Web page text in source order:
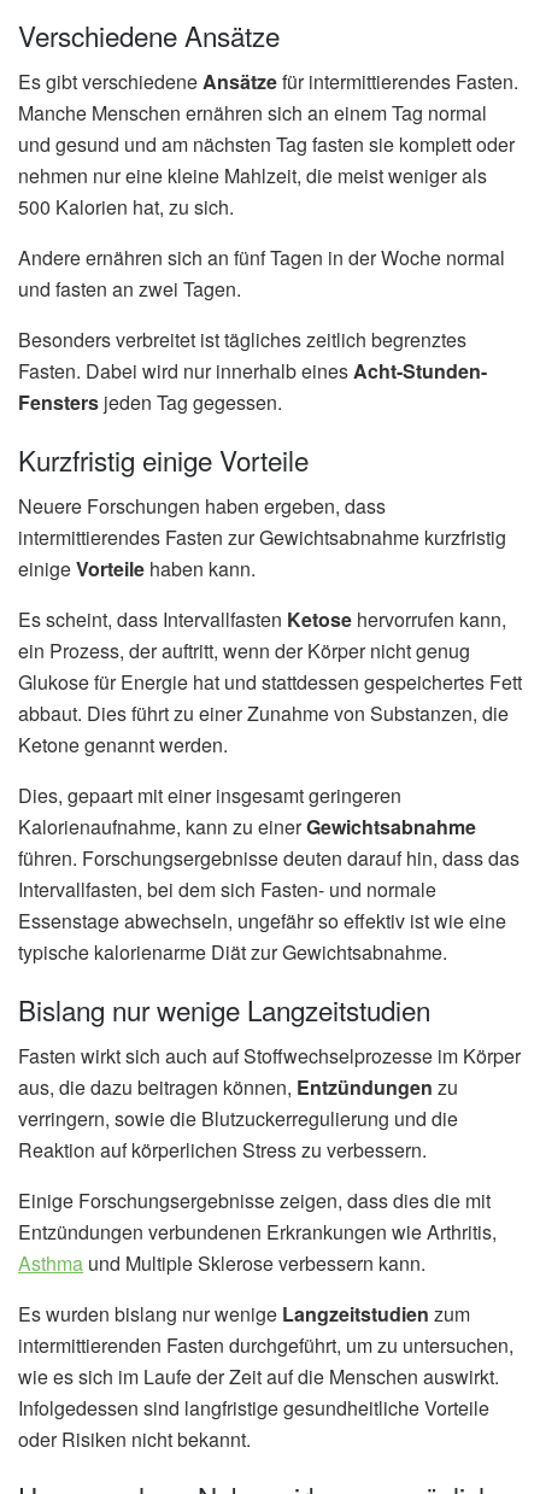
Verschiedene Ansätze
Es gibt verschiedeneAnsätzefür intermittierendes Fasten.
Manche Menschen ernähren sich an einem Tag normal
und gesund und am nächsten Tag fasten sie komplett oder
nehmen nur eine kleine Mahlzeit, die meist weniger als
500 Kalorien hat, zu sich.
Andere ernähren sich an fünf Tagen in der Woche normal
und fasten an zwei Tagen.
Besonders verbreitet ist tägliches zeitlich begrenztes
Fasten. Dabei wird nur innerhalb einesAcht-Stunden-
Fensters jeden Tag gegessen.
Kurzfristig einige Vorteile
Neuere Forschungen haben ergeben, dass
intermittierendes Fasten zur Gewichtsabnahme kurzfristig
einigeVorteile haben kann.
Es scheint, dass Intervallfasten Ketose hervorrufen kann,
ein Prozess, der auftritt, wenn der Körper nicht genug
Glukose für Energie hat und stattdessen gespeichertes Fett
abbaut. Dies führt zu einer Zunahme von Substanzen, die
Ketone genannt werden.
Dies, gepaart mit einer insgesamt geringeren
Kalorienaufnahme, kann zu einerGewichtsabnahme
führen. Forschungsergebnisse deuten darauf hin, dass das
Intervallfasten, bei dem sich Fasten- und normale
Essenstage abwechseln, ungefähr so effektiv ist wie eine
typische kalorienarme Diät zur Gewichtsabnahme.
Bislang nur wenige Langzeitstudien
Fasten wirkt sich auch auf Stoffwechselprozesse im Körper
aus, die dazu beitragen können, Entzündungen zu
verringern, sowie die Blutzuckerregulierung und die
Reaktion auf körperlichen Stress zu verbessern.
Einige Forschungsergebnisse zeigen, dass dies die mit
Entzündungen verbundenen Erkrankungen wie Arthritis,
Asthma und Multiple Sklerose verbessern kann.
Es wurden bislang nur wenige Langzeitstudien zum
intermittierenden Fasten durchgeführt, um zu untersuchen,
wie es sich im Laufe der Zeit auf die Menschen auswirkt.
Infolgedessen sind langfristige gesundheitliche Vorteile
oder Risiken nicht bekannt.